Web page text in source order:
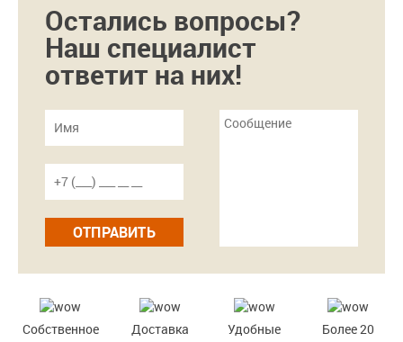
Остались вопросы?
Наш специалист
ответит на них!
ОТПРАВИТЬ
Собственное
Доставка
Удобные
Более 20